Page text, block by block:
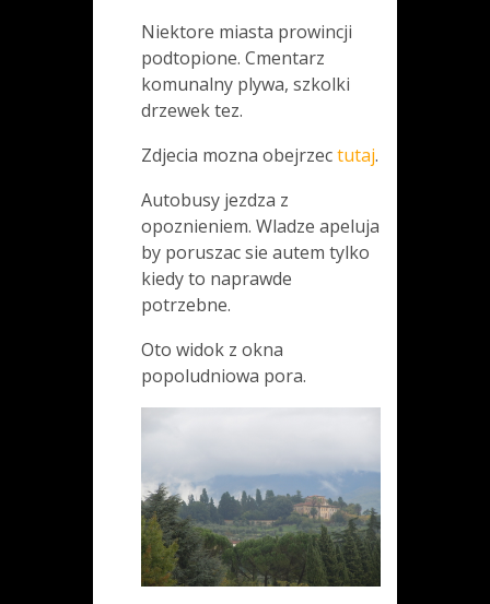
Niektore miasta prowincji
podtopione. Cmentarz
komunalny plywa, szkolki
drzewek tez.
Zdjecia mozna obejrzectutaj.
Autobusy jezdza z
opoznieniem. Wladze apeluja
by poruszac sie autem tylko
kiedy to naprawde
potrzebne.
Oto widok z okna
popoludniowa pora.